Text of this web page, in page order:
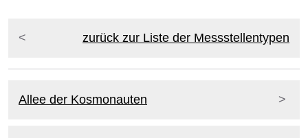
zurück zur Liste der Messstellentypen
Allee der Kosmonauten